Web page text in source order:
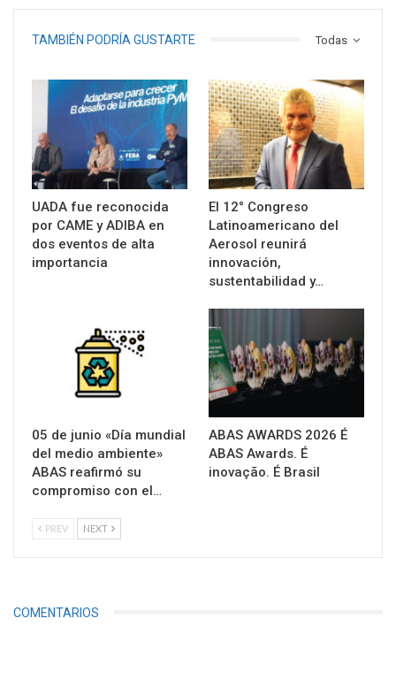
Todas
TAMBIÉN PODRÍA GUSTARTE
UADA fue reconocida
por CAME y ADIBA en
dos eventos de alta
importancia
El 12° Congreso
Latinoamericano del
Aerosol reunirá
innovación,
sustentabilidad y…
05 de junio «Día mundial
del medio ambiente»
ABAS reafirmó su
compromiso con el…
ABAS AWARDS 2026 É
ABAS Awards. É
inovação. É Brasil
PREV NEXT
COMENTARIOS